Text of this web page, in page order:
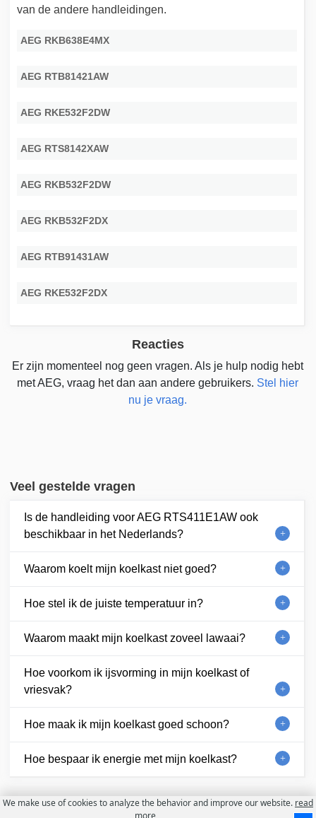
van de andere handleidingen.
AEG RKB638E4MX
AEG RTB81421AW
AEG RKE532F2DW
AEG RTS8142XAW
AEG RKB532F2DW
AEG RKB532F2DX
AEG RTB91431AW
AEG RKE532F2DX
Reacties
Er zijn momenteel nog geen vragen. Als je hulp nodig hebt
met AEG, vraag het dan aan andere gebruikers. Stel hier
nu je vraag.
Veel gestelde vragen
Is de handleiding voor AEG RTS411E1AW ook
beschikbaar in het Nederlands?
Waarom koelt mijn koelkast niet goed?
Hoe stel ik de juiste temperatuur in?
Waarom maakt mijn koelkast zoveel lawaai?
Hoe voorkom ik ijsvorming in mijn koelkast of
vriesvak?
Hoe maak ik mijn koelkast goed schoon?
Hoe bespaar ik energie met mijn koelkast?
We make use of cookies to analyze the behavior and improve our website. read
more